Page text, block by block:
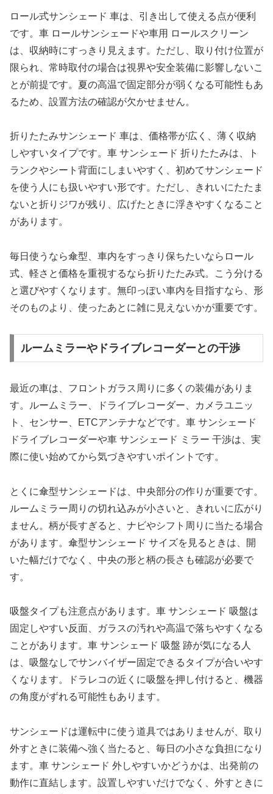
ロール式サンシェード 車は、引き出して使える点が便利
です。車 ロールサンシェードや車用 ロールスクリーン
は、収納時にすっきり見えます。ただし、取り付け位置が
限られ、常時取付の場合は視界や安全装備に影響しないこ
とが前提です。夏の高温で固定部分が弱くなる可能性もあ
るため、設置方法の確認が欠かせません。
折りたたみサンシェード 車は、価格帯が広く、薄く収納
しやすいタイプです。車 サンシェード 折りたたみは、ト
ランクやシート背面にしまいやすく、初めてサンシェード
を使う人にも扱いやすい形です。ただし、きれいにたたま
ないと折りジワが残り、広げたときに浮きやすくなること
があります。
毎日使うなら傘型、車内をすっきり保ちたいならロール
式、軽さと価格を重視するなら折りたたみ式。こう分ける
と選びやすくなります。無印っぽい車内を目指すなら、形
そのものより、使ったあとに雑に見えないかが重要です。
ルームミラーやドライブレコーダーとの干渉
最近の車は、フロントガラス周りに多くの装備がありま
す。ルームミラー、ドライブレコーダー、カメラユニッ
ト、センサー、ETCアンテナなどです。車 サンシェード
ドライブレコーダーや車 サンシェード ミラー 干渉は、実
際に使い始めてから気づきやすいポイントです。
とくに傘型サンシェードは、中央部分の作りが重要です。
ルームミラー周りの切れ込みが小さいと、きれいに広がり
ません。柄が長すぎると、ナビやシフト周りに当たる場合
があります。傘型サンシェード サイズを見るときは、開
いた幅だけでなく、中央の形と柄の長さも確認が必要で
す。
吸盤タイプも注意点があります。車 サンシェード 吸盤は
固定しやすい反面、ガラスの汚れや高温で落ちやすくなる
ことがあります。車 サンシェード 吸盤 跡が気になる人
は、吸盤なしでサンバイザー固定できるタイプが合いやす
くなります。ドラレコの近くに吸盤を押し付けると、機器
の角度がずれる可能性もあります。
サンシェードは運転中に使う道具ではありませんが、取り
外すときに装備へ強く当たると、毎日の小さな負担になり
ます。車 サンシェード 外しやすいかどうかは、出発前の
動作に直結します。設置しやすいだけでなく、外すときに